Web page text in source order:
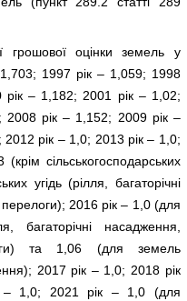
грошової оцінки земель у
1,703; 1997 рік – 1,059; 1998
– 1,182; 2001 рік – 1,02;
рік – 1,152; 2009 рік –
рік – 1,0; 2013 рік – 1,0;
сільськогосподарських
угідь (рілля, багаторічні
2016 рік – 1,0 (для
багаторічні насадження,
та 1,06 (для земель
2017 рік – 1,0; 2018 рік
1,0; 2021 рік – 1,0 (для